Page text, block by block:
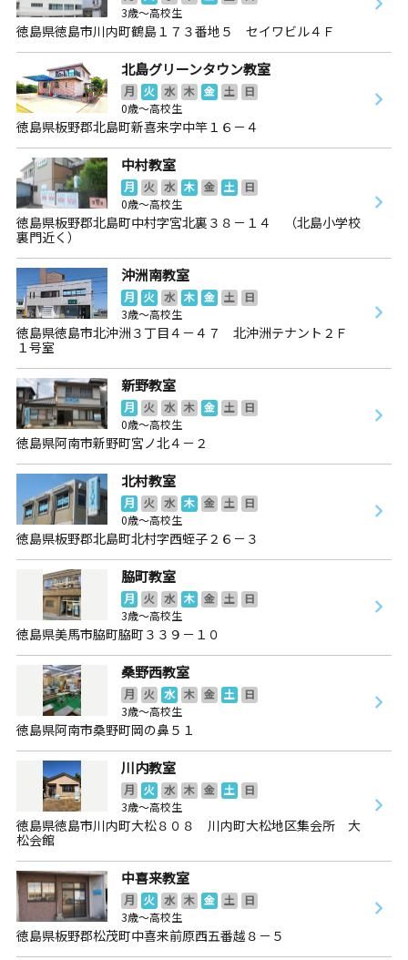
3歳～高校生
徳島県徳島市川内町鶴島１７３番地５ セイワビル４Ｆ
北島グリーンタウン教室
月 火 水 木 金 土
日
0歳～高校生
徳島県板野郡北島町新喜来字中竿１６－４
中村教室
月 火 水 木 金 土
日
0歳～高校生
徳島県板野郡北島町中村字宮北裏３８－１４ （北島小学校
裏門近く）
沖洲南教室
月 火 水 木 金 土
日
3歳～高校生
徳島県徳島市北沖洲３丁目４－４７ 北沖洲テナント２Ｆ
１号室
新野教室
月 火 水 木 金 土
日
0歳～高校生
徳島県阿南市新野町宮ノ北４－２
北村教室
月 火 水 木 金 土
日
0歳～高校生
徳島県板野郡北島町北村字西蛭子２６－３
脇町教室
月 火 水 木 金 土
日
3歳～高校生
徳島県美馬市脇町脇町３３９－１０
桑野西教室
月 火 水 木 金 土
日
3歳～高校生
徳島県阿南市桑野町岡の鼻５１
川内教室
月 火 水 木 金 土
日
3歳～高校生
徳島県徳島市川内町大松８０８ 川内町大松地区集会所 大
松会館
中喜来教室
月 火 水 木 金 土
日
3歳～高校生
徳島県板野郡松茂町中喜来前原西五番越８－５